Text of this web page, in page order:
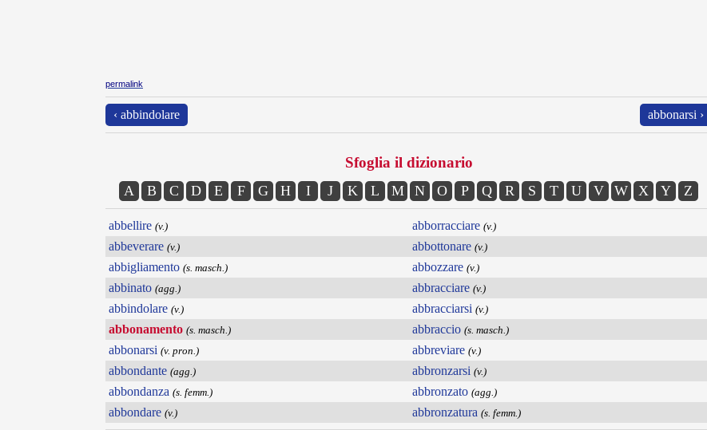
permalink
‹ abbindolare abbonarsi ›
Sfoglia il dizionario
A B C D E F G H I J K L M N O P Q R S T U V W X Y Z
abbellire (v.)
abbeverare (v.)
abbigliamento (s. masch.)
abbinato (agg.)
abbindolare (v.)
abbonamento (s. masch.)
abbonarsi (v. pron.)
abbondante (agg.)
abbondanza (s. femm.)
abbondare (v.)
abborracciare (v.)
abbottonare (v.)
abbozzare (v.)
abbracciare (v.)
abbracciarsi (v.)
abbraccio (s. masch.)
abbreviare (v.)
abbronzarsi (v.)
abbronzato (agg.)
abbronzatura (s. femm.)